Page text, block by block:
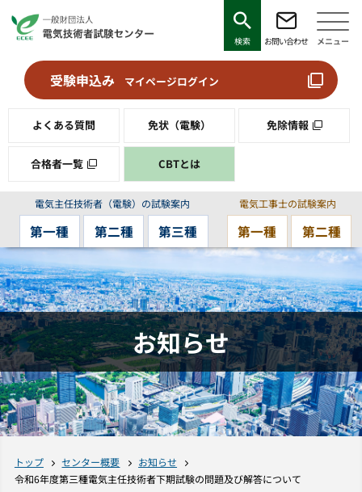
検索 お問い合わせ メニュー
よくある質問 免状（電験） 免除情報
合格者一覧 CBTとは
受験申込み マイページログイン
電気主任技術者（電験）の試験案内
第一種 第二種 第三種
電気工事士の試験案内
第一種 第二種
お知らせ
トップ センター概要
お知らせ
令和6年度第三種電気主任技術者下期試験の問題及び解答について